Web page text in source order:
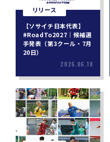
リリース
【ソサイチ日本代表】
#RoadTo2027｜候補選
手発表（第3クール・7月
20日）
2026.06.18